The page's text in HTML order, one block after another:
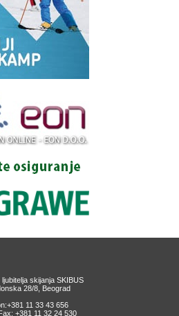
skijanja SKIBUS
28/8, Beograd
11 33 43 656
+381 11 32 24 530